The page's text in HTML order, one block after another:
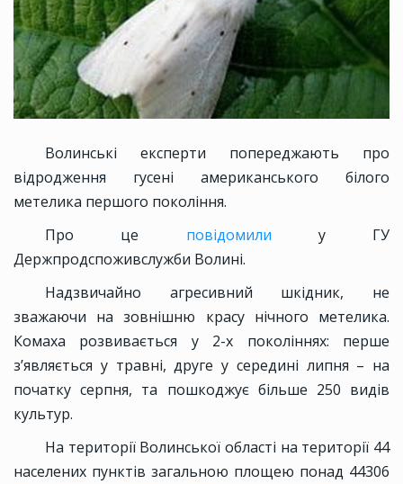
Волинські експерти попереджають про
відродження гусені американського білого
метелика першого покоління.
Про це повідомили у ГУ
Держпродспоживслужби Волині.
Надзвичайно агресивний шкідник, не
зважаючи на зовнішню красу нічного метелика.
Комаха розвивається у 2-х поколіннях: перше
з’являється у травні, друге у середині липня – на
початку серпня, та пошкоджує більше 250 видів
культур.
На території Волинської області на території 44
населених пунктів загальною площею понад 44306